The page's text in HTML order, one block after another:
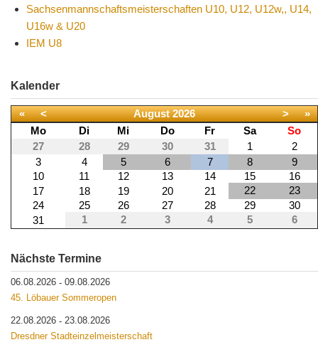
Sachsenmannschaftsmeisterschaften U10, U12, U12w,, U14,
U16w & U20
IEM U8
Kalender
« < August 2026 >
»
Mo
Di Mi Do Fr Sa
So
27
28 29 30 31 1
2
3
4 5 6 7 8
9
10
11 12 13 14 15
16
17
18 19 20 21 22
23
24
25 26 27 28 29
30
31
1 2 3 4 5 6
Nächste Termine
06.08.2026 - 09.08.2026
45. Löbauer Sommeropen
22.08.2026 - 23.08.2026
Dresdner Stadteinzelmeisterschaft